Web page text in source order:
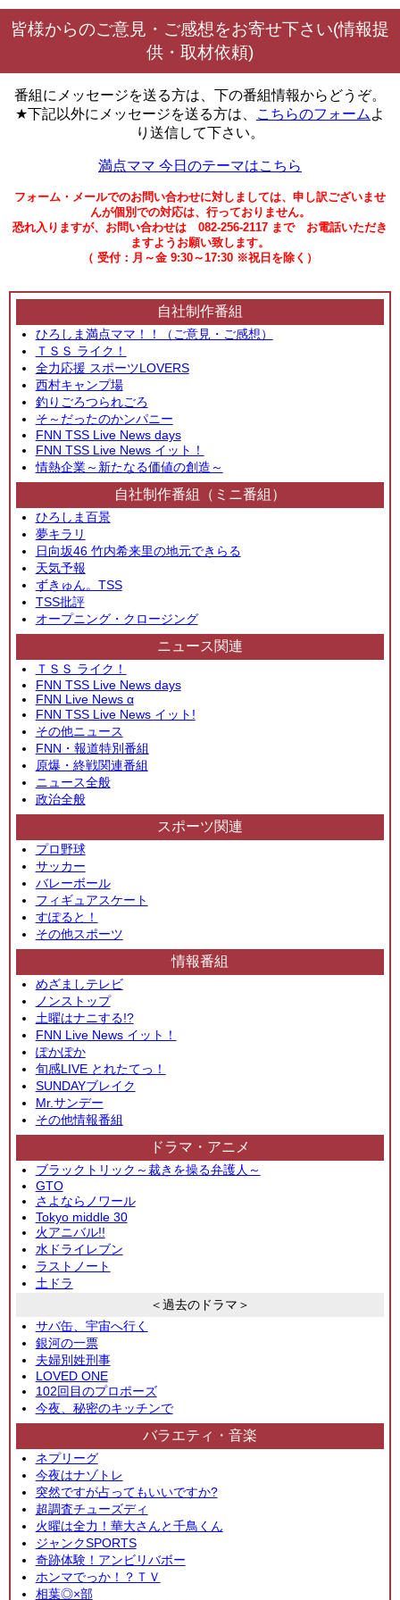
皆様からのご意見・ご感想をお寄せ下さい(情報提
供・取材依頼)
番組にメッセージを送る方は、下の番組情報からどうぞ。
★下記以外にメッセージを送る方は、
こちらのフォーム よ
り送信して下さい。
満点ママ 今日のテーマはこちら
フォーム・メールでのお問い合わせに対しましては、申し訳ございませ
んが個別での対応は、行っておりません。
恐れ入りますが、お問い合わせは 082-256-2117 まで お電話いただき
ますようお願い致します。
（ 受付：月～金 9:30～17:30 ※祝日を除く）
自社制作番組
ひろしま満点ママ！！（ご意見・ご感想）
ＴＳＳ ライク！
全力応援 スポーツLOVERS
西村キャンプ場
釣りごろつられごろ
そ～だったのかンパニー
FNN TSS Live News days
FNN TSS Live News イット！
情熱企業～新たなる価値の創造～
自社制作番組（ミニ番組）
ひろしま百景
夢キラリ
日向坂46 竹内希来里の地元できらる
天気予報
ずきゅん。TSS
TSS批評
オープニング・クロージング
ニュース関連
ＴＳＳ ライク！
FNN TSS Live News days
FNN Live News α
FNN TSS Live News イット!
その他ニュース
FNN・報道特別番組
原爆・終戦関連番組
ニュース全般
政治全般
スポーツ関連
プロ野球
サッカー
バレーボール
フィギュアスケート
すぽると！
その他スポーツ
情報番組
めざましテレビ
ノンストップ
土曜はナニする!?
FNN Live News イット！
ぽかぽか
旬感LIVE とれたてっ！
SUNDAYブレイク
Mr.サンデー
その他情報番組
ドラマ・アニメ
ブラックトリック～裁きを操る弁護人～
GTO
さよならノワール
Tokyo middle 30
火アニバル!!
水ドライレブン
ラストノート
土ドラ
＜過去のドラマ＞
サバ缶、宇宙へ行く
銀河の一票
夫婦別姓刑事
LOVED ONE
102回目のプロポーズ
今夜、秘密のキッチンで
バラエティ・音楽
ネプリーグ
今夜はナゾトレ
突然ですが占ってもいいですか?
超調査チューズディ
火曜は全力！華大さんと千鳥くん
ジャンクSPORTS
奇跡体験！アンビリバボー
ホンマでっか！？ＴＶ
相葉◎×部